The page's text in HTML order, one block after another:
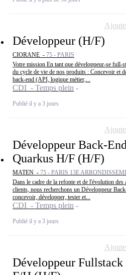
Développeur (H/F)
CIORANE - 75 - PARIS
Votre mission En tant que développeur-se full-
du cycle de vie de nos produits : Concevoir et
back-end (API, logique métier,...
CDI - Temps plein
Publié il y a 3 jours
Développeur Back-
Quarkus H/F (H/F)
MATEN - 75 - PARIS 13E
Dans le cadre de la refonte et de l'évolution
clients, nous recherchons un Développeur
concevoir, développer, tester et...
CDI - Temps plein
Publié il y a 3 jours
Développeur